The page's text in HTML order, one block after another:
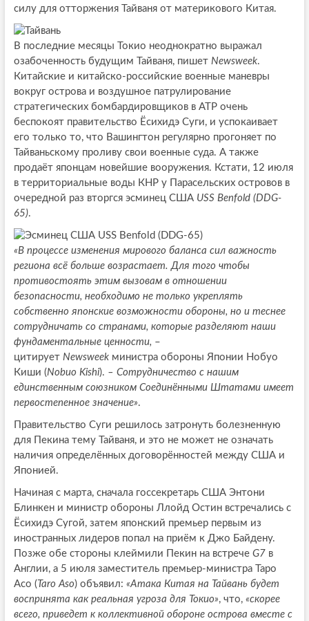
силу для отторжения Тайваня от материкового Китая.
В последние месяцы Токио неоднократно выражал
озабоченность будущим Тайваня, пишет Newsweek.
Китайские и китайско-российские военные маневры
вокруг острова и воздушное патрулирование
стратегических бомбардировщиков в АТР очень
беспокоят правительство Ёсихидэ Суги, и успокаивает
его только то, что Вашингтон регулярно прогоняет по
Тайваньскому проливу свои военные суда. А также
продаёт японцам новейшие вооружения. Кстати, 12 июля
в территориальные воды КНР у Парасельских островов в
очередной раз вторгся эсминец США USS Benfold (DDG-
65).
«В процессе изменения мирового баланса сил важность
региона всё больше возрастает. Для того чтобы
противостоять этим вызовам в отношении
безопасности, необходимо не только укреплять
собственно японские возможности обороны, но и теснее
сотрудничать со странами, которые разделяют наши
фундаментальные ценности, –
цитирует Newsweekминистра обороны Японии Нобуо
Киши (Nobuo Kishi). – Сотрудничество с нашим
единственным союзником Соединёнными Штатами имеет
первостепенное значение».
Правительство Суги решилось затронуть болезненную
для Пекина тему Тайваня, и это не может не означать
наличия определённых договорённостей между США и
Японией.
Начиная с марта, сначала госсекретарь США Энтони
Блинкен и министр обороны Ллойд Остин встречались с
Ёсихидэ Сугой, затем японский премьер первым из
иностранных лидеров попал на приём к Джо Байдену.
Позже обе стороны клеймили Пекин на встрече G7 в
Англии, а 5 июля заместитель премьер-министра Таро
Асо ( Taro Aso) объявил: «Атака Китая на Тайвань будет
воспринята как реальная угроза для Токио», что, «скорее
всего, приведет к коллективной обороне острова вместе с